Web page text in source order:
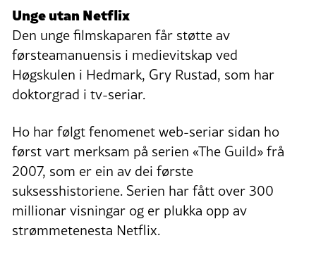
Unge utan Netflix
Den unge filmskaparen får støtte av
førsteamanuensis i medievitskap ved
Høgskulen i Hedmark, Gry Rustad, som har
doktorgrad i tv-seriar.
Ho har følgt fenomenet web-seriar sidan ho
først vart merksam på serien «The Guild» frå
2007, som er ein av dei første
suksesshistoriene. Serien har fått over 300
millionar visningar og er plukka opp av
strømmetenesta Netflix.